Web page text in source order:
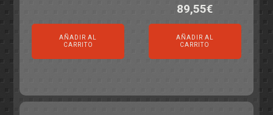
AÑADIR AL
CARRITO
89,55€
AÑADIR AL
CARRITO